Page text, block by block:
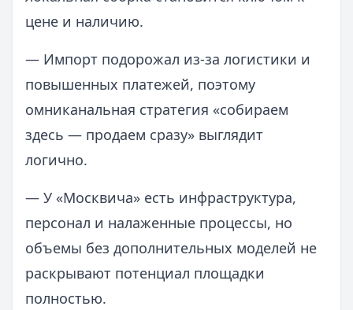
цене и наличию.
— Импорт подорожал из‑за логистики и
повышенных платежей, поэтому
омниканальная стратегия «собираем
здесь — продаем сразу» выглядит
логично.
— У «Москвича» есть инфраструктура,
персонал и налаженные процессы, но
объемы без дополнительных моделей не
раскрывают потенциал площадки
полностью.